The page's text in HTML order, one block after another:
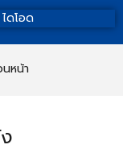
ไดโอด
หน้า